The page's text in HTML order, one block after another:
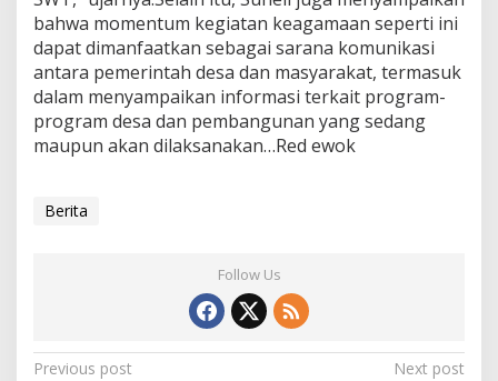
bahwa momentum kegiatan keagamaan seperti ini
dapat dimanfaatkan sebagai sarana komunikasi
antara pemerintah desa dan masyarakat, termasuk
dalam menyampaikan informasi terkait program-
program desa dan pembangunan yang sedang
maupun akan dilaksanakan…Red ewok
Berita
Follow Us
Post
Previous post
Next post